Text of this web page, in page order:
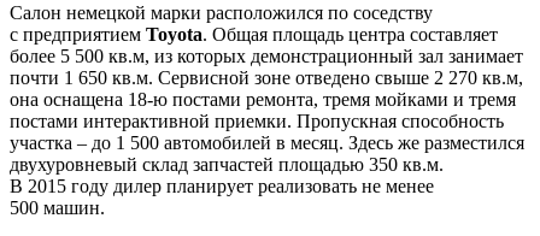
Салон немецкой марки расположился по соседству
с предприятием Toyota. Общая площадь центра составляет
более 5 500 кв.м, из которых демонстрационный зал занимает
почти 1 650 кв.м. Сервисной зоне отведено свыше 2 270 кв.м,
она оснащена 18-ю постами ремонта, тремя мойками и тремя
постами интерактивной приемки. Пропускная способность
участка – до 1 500 автомобилей в месяц. Здесь же разместился
двухуровневый склад запчастей площадью 350 кв.м.
В 2015 году дилер планирует реализовать не менее
500 машин.